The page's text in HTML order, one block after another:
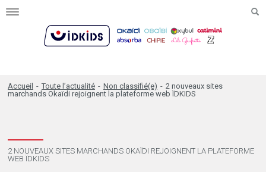
Toggle
Accueil - Toute l’actualité - Non classifié(e) - 2 nouveaux sites
marchands Okaïdi rejoignent la plateforme web ÏDKIDS
2 NOUVEAUX SITES MARCHANDS OKAÏDI REJOIGNENT LA PLATEFORME
WEB ÏDKIDS